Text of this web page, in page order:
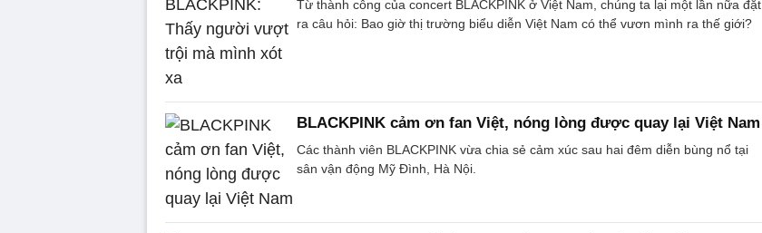
Từ thành công của concert BLACKPINK ở Việt Nam, chúng ta lại một lần nữa đặt
ra câu hỏi: Bao giờ thị trường biểu diễn Việt Nam có thể vươn mình ra thế giới?
BLACKPINK cảm ơn fan Việt, nóng lòng được quay lại Việt Nam
Các thành viên BLACKPINK vừa chia sẻ cảm xúc sau hai đêm diễn bùng nổ tại
sân vận động Mỹ Đình, Hà Nội.